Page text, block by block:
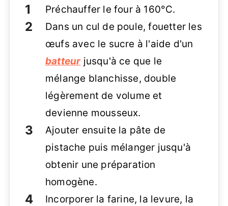
Préchauffer le four à 160°C.
Dans un cul de poule, fouetter les
œufs avec le sucre à l'aide d'un
batteurjusqu'à ce que le
mélange blanchisse, double
légèrement de volume et
devienne mousseux.
Ajouter ensuite la pâte de
pistache puis mélanger jusqu'à
obtenir une préparation
homogène.
Incorporer la farine, la levure, la